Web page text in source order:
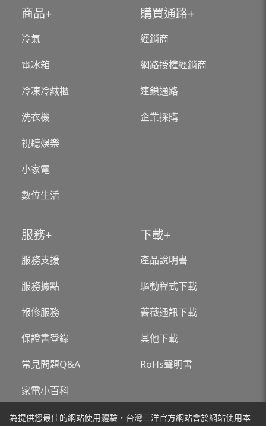
為提供您最佳的網站使用體驗，台灣三洋官方網站會於網站使用本
商品
冷氣
電冰箱
冷凍冷藏櫃
洗衣機
視聽娛樂
小家電
數位生活
購買通路
經銷商
網路授權經銷商
連鎖通路
企業採購
服務
服務支援
服務據點
報修服務
保證書登錄
常見問題Q&A
家電小百科
下載
產品說明書
驅動程式下載
薔薇通訊下載
其他下載
RoHs聲明書